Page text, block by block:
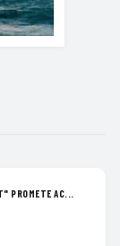
PROMETE AC...